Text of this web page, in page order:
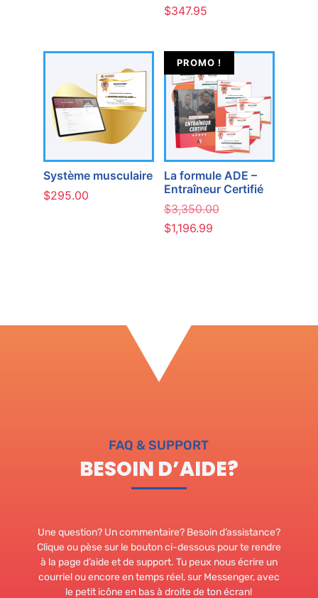
Add to cart
Le
$347.95Le
$347.95.
Système musculaire
$295.00
Add to cart
PROMO !
La formule ADE –
Entraîneur Certifié
$3,350.00
Le
$1,196.99Le
FAQ & SUPPORT
BESOIN D’AIDE?
Une question? Un commentaire? Besoin d’assistance?
Clique ou pèse sur le bouton ci-dessous pour te rendre
à la page d’aide et de support. Tu peux nous écrire un
courriel ou encore en temps réel, sur Messenger, avec
le petit icône en bas à droite de ton écran!